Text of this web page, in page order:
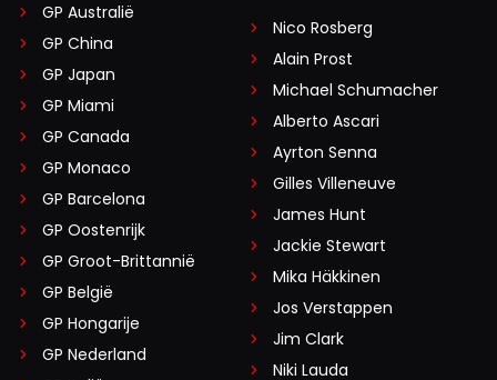
GP Australië
GP China
GP Japan
GP Miami
GP Canada
GP Monaco
GP Barcelona
GP Oostenrijk
GP Groot-Brittannië
GP België
GP Hongarije
GP Nederland
Nico Rosberg
Alain Prost
Michael Schumacher
Alberto Ascari
Ayrton Senna
Gilles Villeneuve
James Hunt
Jackie Stewart
Mika Häkkinen
Jos Verstappen
Jim Clark
Niki Lauda